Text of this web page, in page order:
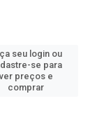
seu login ou
se para
preços e
comprar